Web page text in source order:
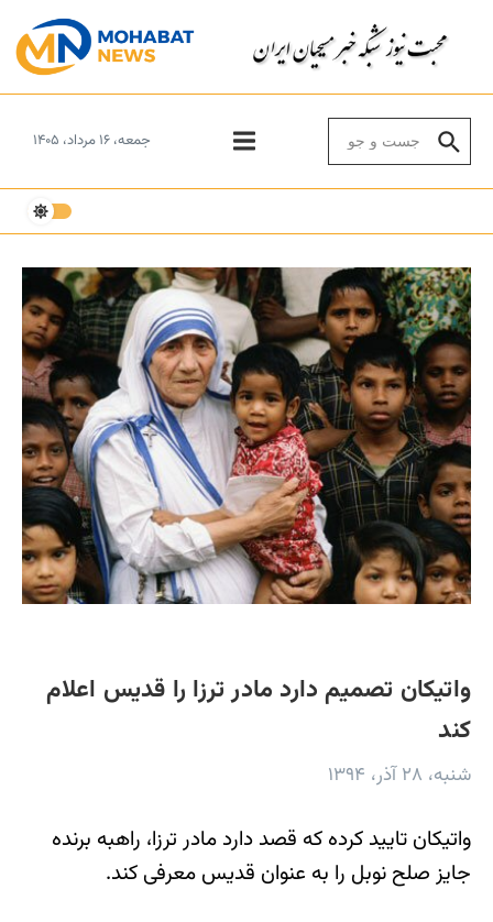
جمعه، ۱۶ مرداد، ۱۴۰۵
واتیکان تصمیم دارد مادر ترزا را قدیس اعلام
کند
شنبه، ۲۸ آذر، ۱۳۹۴
واتیکان تایید کرده که قصد دارد مادر ترزا، راهبه برنده
جایز صلح نوبل را به عنوان قدیس معرفی کند.